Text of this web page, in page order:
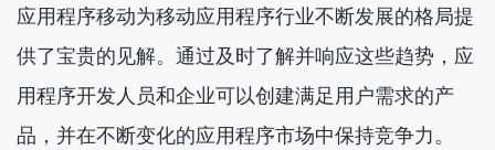
应用程序移动为移动应用程序行业不断发展的格局提
供了宝贵的见解。通过及时了解并响应这些趋势，应
用程序开发人员和企业可以创建满足用户需求的产
品，并在不断变化的应用程序市场中保持竞争力。